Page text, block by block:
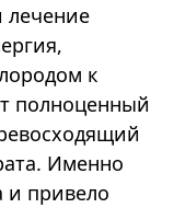
лечение
к
полноценный
Именно
и привело